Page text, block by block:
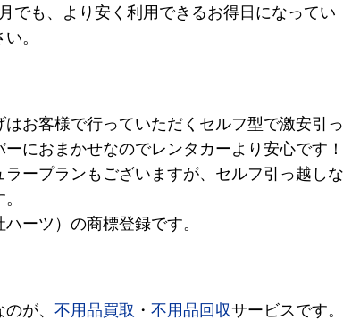
月でも、より安く利用できるお得日になってい
。
お客様で行っていただくセルフ型で激安引っ
におまかせなのでレンタカーより安心です！
ープランもございますが、セルフ引っ越しな
ーツ）の商標登録です。
が、 不用品買取 ・ 不用品回収サービスです。